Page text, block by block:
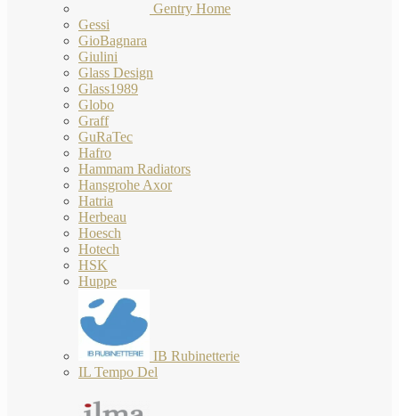
Gentry Home
Gessi
GioBagnara
Giulini
Glass Design
Glass1989
Globo
Graff
GuRaTec
Hafro
Hammam Radiators
Hansgrohe Axor
Hatria
Herbeau
Hoesch
Hotech
HSK
Huppe
IB Rubinetterie
IL Tempo Del